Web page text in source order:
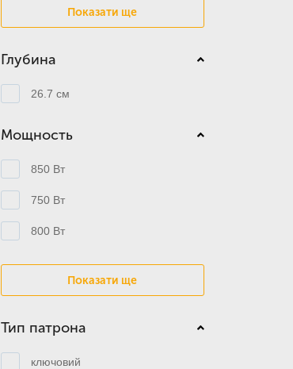
Показати ще
Глубина
26.7 см
Мощность
850 Вт
750 Вт
800 Вт
Показати ще
Тип патрона
ключовий